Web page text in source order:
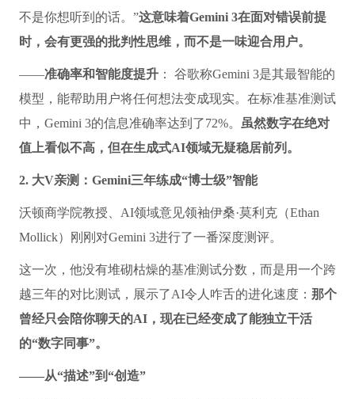
不是你想听到的话。”这意味着Gemini 3在面对错误前提
时，会有更强的批判性思维，而不是一味迎合用户。
——准确率和智能度提升： 谷歌称Gemini 3是其最智能的
模型，能帮助用户将任何想法变成现实。在标准基准测试
中，Gemini 3的信息准确率达到了72%。
虽然数字在绝对
值上看似不高，但在生成式AI领域无疑稳居前列。
2. 大V亲测：Gemini三年练成“博士级”智能
沃顿商学院教授、AI领域意见领袖伊桑·莫利克（Ethan
Mollick）刚刚对Gemini 3进行了一番深度测评。
这一次，他没有堆砌枯燥的基准测试分数，而是用一个跨
越三年的对比测试，展示了AI令人咋舌的进化速度： 那个
曾经只会陪你聊天的AI，现在已经变成了能独立干活
的“数字同事”。
——从“描述”到“创造”